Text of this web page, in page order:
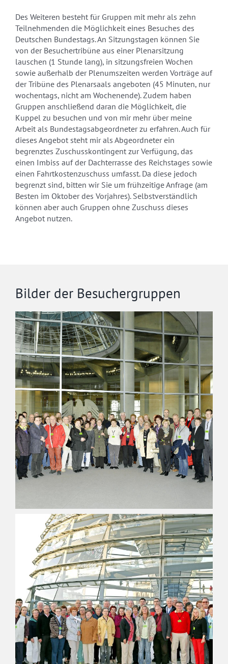
Des Weiteren besteht für Gruppen mit mehr als zehn
Teilnehmenden die Möglichkeit eines Besuches des
Deutschen Bundestags. An Sitzungstagen können Sie
von der Besuchertribüne aus einer Plenarsitzung
lauschen (1 Stunde lang), in sitzungsfreien Wochen
sowie außerhalb der Plenumszeiten werden Vorträge auf
der Tribüne des Plenarsaals angeboten (45 Minuten, nur
wochentags, nicht am Wochenende). Zudem haben
Gruppen anschließend daran die Möglichkeit, die
Kuppel zu besuchen und von mir mehr über meine
Arbeit als Bundestagsabgeordneter zu erfahren. Auch für
dieses Angebot steht mir als Abgeordneter ein
begrenztes Zuschusskontingent zur Verfügung, das
einen Imbiss auf der Dachterrasse des Reichstages sowie
einen Fahrtkostenzuschuss umfasst. Da diese jedoch
begrenzt sind, bitten wir Sie um frühzeitige Anfrage (am
Besten im Oktober des Vorjahres). Selbstverständlich
können aber auch Gruppen ohne Zuschuss dieses
Angebot nutzen.
Bilder der Besuchergruppen